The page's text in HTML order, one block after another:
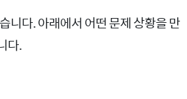
니다. 아래에서 어떤 문제 상황을 만
다.